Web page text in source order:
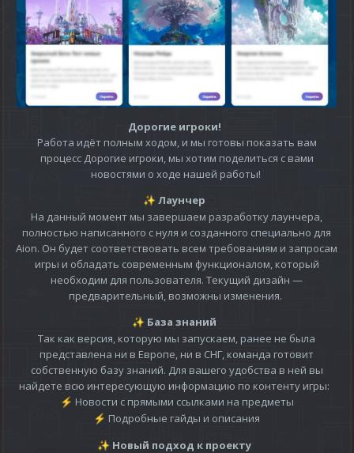
Дорогие игроки!
Работа идёт полным ходом, и мы готовы показать вам
процесс Дорогие игроки, мы хотим поделиться с вами
новостями о ходе нашей работы!
✨ Лаунчер
На данный момент мы завершаем разработку лаунчера,
полностью написанного с нуля и созданного специально для
Aion. Он будет соответствовать всем требованиям и запросам
игры и обладать современным функционалом, который
необходим для пользователя. Текущий дизайн —
предварительный, возможны изменения.
✨ База знаний
Так как версия, которую мы запускаем, ранее не была
представлена ни в Европе, ни в СНГ, команда готовит
собственную базу знаний. Для вашего удобства в ней вы
найдете всю интересующую информацию по контенту игры:
⚡ Новости с прямыми ссылками на предметы
⚡ Подробные гайды и описания
✨ Новый подход к проекту